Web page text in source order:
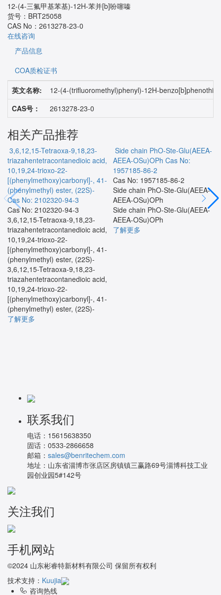
12-(4-三氟甲基苯基)-12H-苯并[b]吩噻嗪
货号： BRT25058
CAS No： 2613278-23-0
在线咨询
产品信息
COA质检证书
英文名称:
12-(4-(trifluoromethyl)phenyl)-12H-
CAS号：
2613278-23-0
相关产品推荐
3,6,12,15-Tetraoxa-9,18,23-
triazahentetracontanedioic acid,
10,19,24-trioxo-22-
[(phenylmethoxy)carbonyl]-, 41-
(phenylmethyl) ester, (22S)-
Cas No: 2102320-94-3
Cas No: 2102320-94-3
3,6,12,15-Tetraoxa-9,18,23-
triazahentetracontanedioic acid,
10,19,24-trioxo-22-
[(phenylmethoxy)carbonyl]-, 41-
(phenylmethyl) ester, (22S)-
3,6,12,15-Tetraoxa-9,18,23-
triazahentetracontanedioic acid,
10,19,24-trioxo-22-
[(phenylmethoxy)carbonyl]-, 41-
(phenylmethyl) ester, (22S)-
了解更多
Side chain PhO-Ste-Glu(AEEA-
AEEA-OSu)OPh Cas No:
1957185-86-2
Cas No: 1957185-86-2
Side chain PhO-Ste-Glu(AEEA-
AEEA-OSu)OPh
Side chain PhO-Ste-Glu(AEEA-
AEEA-OSu)OPh
了解更多
联系我们
电话： 15615638350
固话： 0533-2866658
邮箱： sales@benritechem.com
地址： 山东省淄博市张店区房镇镇三赢路69号淄博科技工业
园创业园5#142号
关注我们
手机网站
©2024 山东彬睿特新材料有限公司 保留所有权利
技术支持： Kuujia
咨询热线